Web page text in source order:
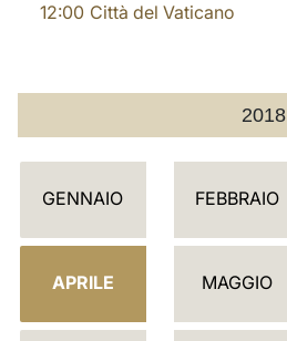
12:00 Città del Vaticano
2018
C
L
GENNAIO FEBBRAIO
APRILE MAGGIO